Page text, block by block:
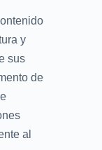
y
sus
de
al